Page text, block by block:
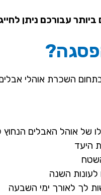
עבורכם ניתן
השכרת אוהלי אבלים
של אוהל האבלים הנחוץ
היעד
השנה
לך לאורך ימי השבעה